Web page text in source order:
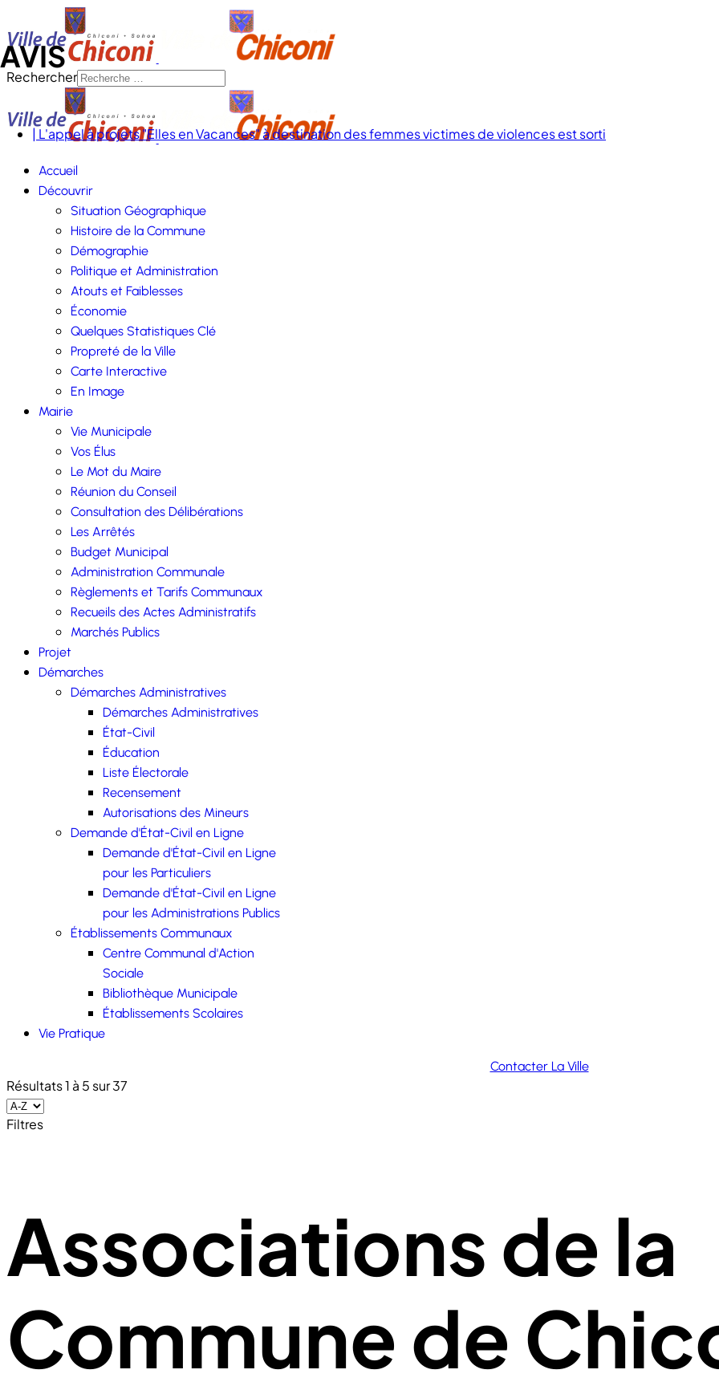
Rechercher
Accueil
Découvrir
Situation Géographique
Histoire de la Commune
Démographie
Politique et Administration
Atouts et Faiblesses
Économie
Quelques Statistiques Clé
Propreté de la Ville
Carte Interactive
En Image
Mairie
Vie Municipale
Vos Élus
Le Mot du Maire
Réunion du Conseil
Consultation des Délibérations
Les Arrêtés
Budget Municipal
Administration Communale
Règlements et Tarifs Communaux
Recueils des Actes Administratifs
Marchés Publics
Projet
Démarches
Démarches Administratives
Démarches Administratives
État-Civil
Éducation
Liste Électorale
Recensement
Autorisations des Mineurs
Demande d'État-Civil en Ligne
Demande d'État-Civil en Ligne
pour les Particuliers
Demande d'État-Civil en Ligne
pour les Administrations Publics
Établissements Communaux
Centre Communal d'Action
Sociale
Bibliothèque Municipale
Établissements Scolaires
Vie Pratique
Contacter La Ville
Résultats1 à 5 sur37
Filtres
Associations de la
Commune de
AVIS
| L'appel à projets "Elles en Vacances" à destination des femmes victimes de violences est sorti